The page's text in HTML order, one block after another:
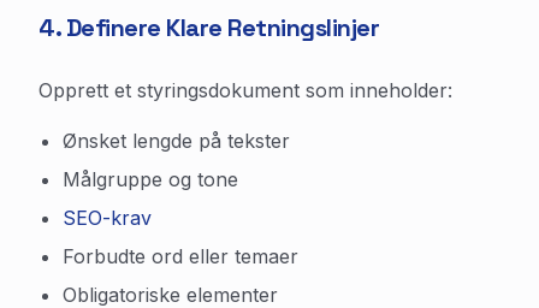
4. Definere Klare Retningslinjer
Opprett et styringsdokument som inneholder:
Ønsket lengde på tekster
Målgruppe og tone
SEO-krav
Forbudte ord eller temaer
Obligatoriske elementer